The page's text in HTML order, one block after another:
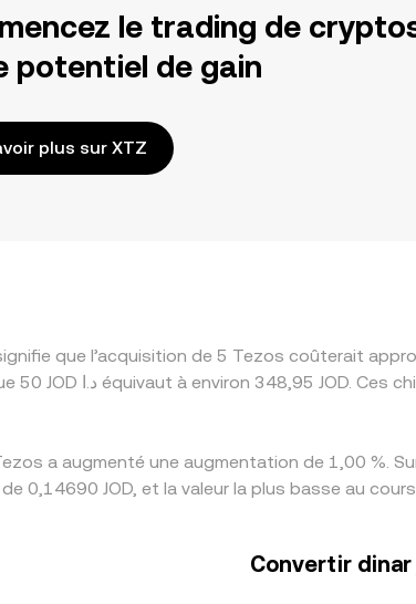
le trading de
potentiel de gain
plus sur XTZ
que l’acquisition de 5 Tezos coûterait
a augmenté une augmentation de 1,00 %.
0,14690 JOD, et la valeur la plus basse au
Convertir dinar